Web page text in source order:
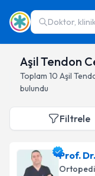
Doktor,
Aşil Tendon
Toplam 10 Aşil
bulundu
Filtrele
Prof.